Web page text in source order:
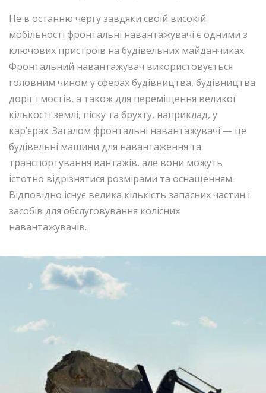
Не в останню чергу завдяки своїй високій
мобільності фронтальні навантажувачі є одними з
ключових пристроїв на будівельних майданчиках.
Фронтальний навантажувач використовується
головним чином у сферах будівництва, будівництва
доріг і мостів, а також для переміщення великої
кількості землі, піску та брухту, наприклад, у
кар’єрах. Загалом фронтальні навантажувачі — це
будівельні машини для навантаження та
транспортування вантажів, але вони можуть
істотно відрізнятися розмірами та оснащенням.
Відповідно існує велика кількість запасних частин і
засобів для обслуговування колісних
навантажувачів.